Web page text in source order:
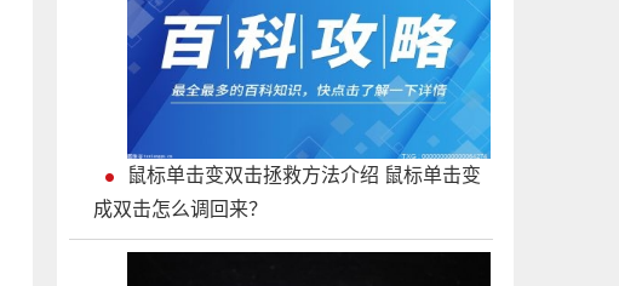
鼠标单击变双击拯救方法介绍 鼠标单击变
成双击怎么调回来？